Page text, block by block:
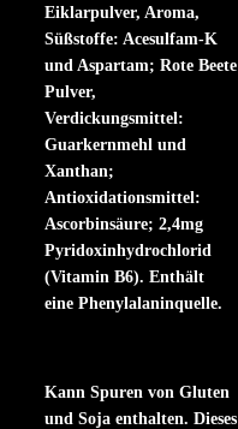
Eiklarpulver, Aroma,
Süßstoffe: Acesulfam-K
und Aspartam; Rote Beete
Pulver,
Verdickungsmittel:
Guarkernmehl und
Xanthan;
Antioxidationsmittel:
Ascorbinsäure; 2,4mg
Pyridoxinhydrochlorid
(Vitamin B6). Enthält
eine Phenylalaninquelle.
Kann Spuren von Gluten
und Soja enthalten. Dieses